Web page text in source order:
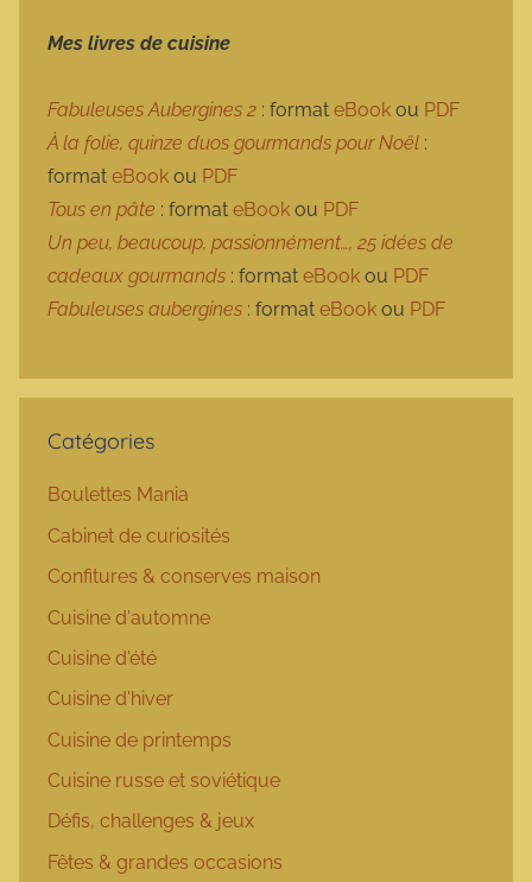
Mes livres de cuisine
Fabuleuses Aubergines 2 : format eBook ou PDF
À la folie, quinze duos gourmands pour Noël :
format eBook ou PDF
Tous en pâte : format eBook ou PDF
Un peu, beaucoup, passionnément…, 25 idées de
cadeaux gourmands : format eBook ou PDF
Fabuleuses aubergines : format eBook ou PDF
Catégories
Boulettes Mania
Cabinet de curiosités
Confitures & conserves maison
Cuisine d'automne
Cuisine d'été
Cuisine d'hiver
Cuisine de printemps
Cuisine russe et soviétique
Défis, challenges & jeux
Fêtes & grandes occasions